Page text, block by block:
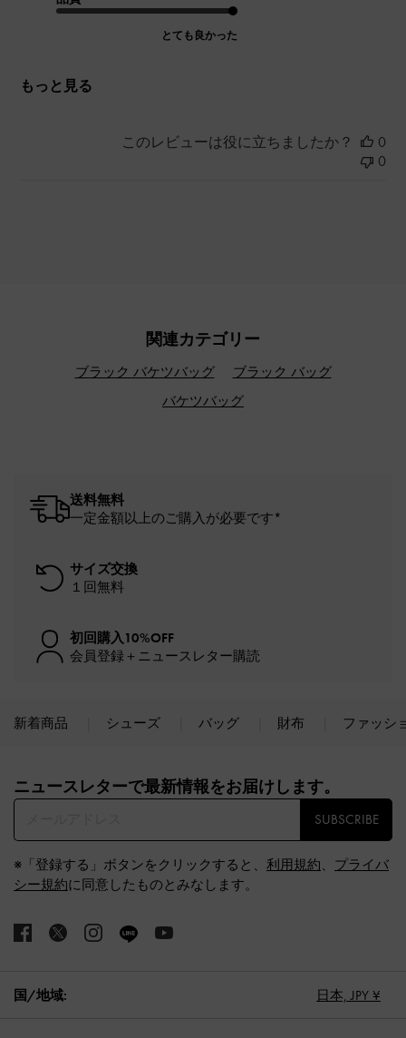
とても良かった
もっと見る
このレビューは役に立ちましたか？
0
0
関連カテゴリー
ブラック バケツバッグ
ブラック バッグ
バケツバッグ
送料無料
一定金額以上のご購入が必要です*
サイズ交換
１回無料
初回購入10%OFF
会員登録＋ニュースレター購読
新着商品 シューズ バッグ 財布 ファッシ
ニュースレターで最新情報をお届けします。​
SUBSCRIBE
※「登録する」ボタンをクリックすると、 利用規約、 プライバ
シー規約に同意したものとみなします。
国/地域: 日本, JPY ¥